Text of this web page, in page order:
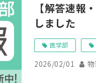
【解答速報
しました
医学部
2026/02/01